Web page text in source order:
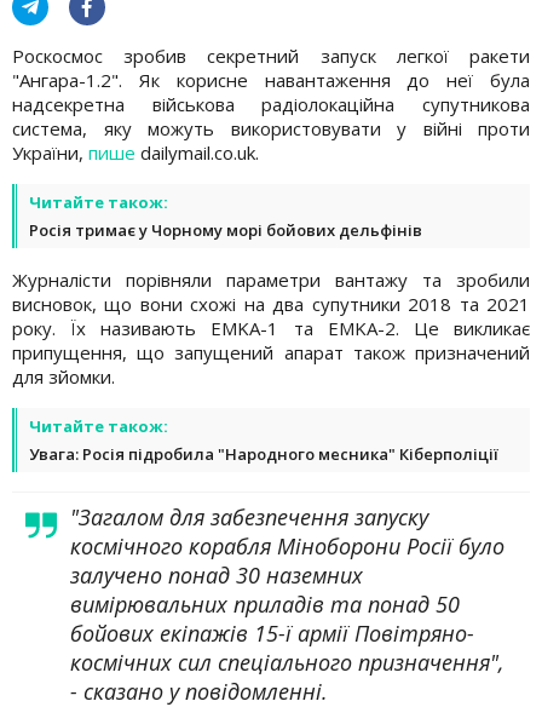
Роскосмос зробив секретний запуск легкої ракети
"Ангара-1.2". Як корисне навантаження до неї була
надсекретна військова радіолокаційна супутникова
система, яку можуть використовувати у війні проти
України, пише dailymail.co.uk.
Читайте також:
Росія тримає у Чорному морі бойових дельфінів
Журналісти порівняли параметри вантажу та зробили
висновок, що вони схожі на два супутники 2018 та 2021
року. Їх називають EMKA-1 та EMKA-2. Це викликає
припущення, що запущений апарат також призначений
для зйомки.
Читайте також:
Увага: Росія підробила "Народного месника" Кіберполіції
"Загалом для забезпечення запуску
космічного корабля Міноборони Росії було
залучено понад 30 наземних
вимірювальних приладів та понад 50
бойових екіпажів 15-ї армії Повітряно-
космічних сил спеціального призначення",
- сказано у повідомленні.